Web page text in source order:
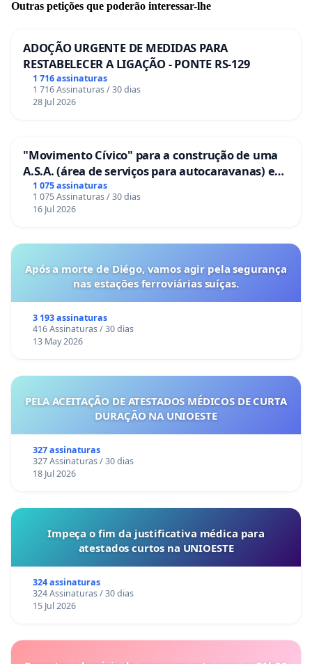
Outras petições que poderão interessar-lhe
ADOÇÃO URGENTE DE MEDIDAS PARA
RESTABELECER A LIGAÇÃO - PONTE RS-129
1 716 assinaturas
1 716 Assinaturas / 30 dias
28 Jul 2026
"Movimento Cívico" para a construção de uma
A.S.A. (área de serviços para autocaravanas) em
Coimbra
1 075 assinaturas
1 075 Assinaturas / 30 dias
16 Jul 2026
Após a morte de Diégo, vamos agir pela segurança
nas estações ferroviárias suíças.
3 193 assinaturas
416 Assinaturas / 30 dias
13 May 2026
PELA ACEITAÇÃO DE ATESTADOS MÉDICOS DE CURTA
DURAÇÃO NA UNIOESTE
327 assinaturas
327 Assinaturas / 30 dias
18 Jul 2026
Impeça o fim da justificativa médica para
atestados curtos na UNIOESTE
324 assinaturas
324 Assinaturas / 30 dias
15 Jul 2026